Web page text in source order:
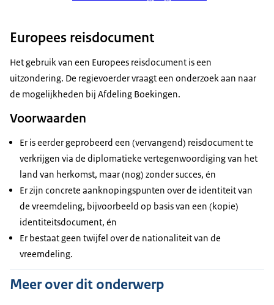
Europees reisdocument
Het gebruik van een Europees reisdocument is een
uitzondering. De regievoerder vraagt een onderzoek aan naar
de mogelijkheden bij Afdeling Boekingen.
Voorwaarden
Er is eerder geprobeerd een (vervangend) reisdocument te
verkrijgen via de diplomatieke vertegenwoordiging van het
land van herkomst, maar (nog) zonder succes, én
Er zijn concrete aanknopingspunten over de identiteit van
de vreemdeling, bijvoorbeeld op basis van een (kopie)
identiteitsdocument, én
Er bestaat geen twijfel over de nationaliteit van de
vreemdeling.
Meer over dit onderwerp